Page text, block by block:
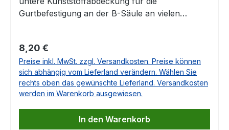
Gurtbefestigung an der B-Säule an vielen
bestellen!)Passend für Porsche 356Porsche 911
FPorsche 911 GPorsche 930Porsche
964Porsche 991Porsche 992Porsche
993Porsche 996Porsche 997Porsche
912Porsche 914Porsche 924Porsche
928Porsche 944Porsche 959Porsche
968Porsche BoxsterPorsche CayennePorsche
Regulärer Preis:
8,20 €
Preise inkl. MwSt. zzgl. Versandkosten. Preise können
sich abhängig vom Lieferland verändern. Wählen Sie
rechts oben das gewünschte Lieferland. Versandkosten
werden im Warenkorb ausgewiesen.
In den Warenkorb